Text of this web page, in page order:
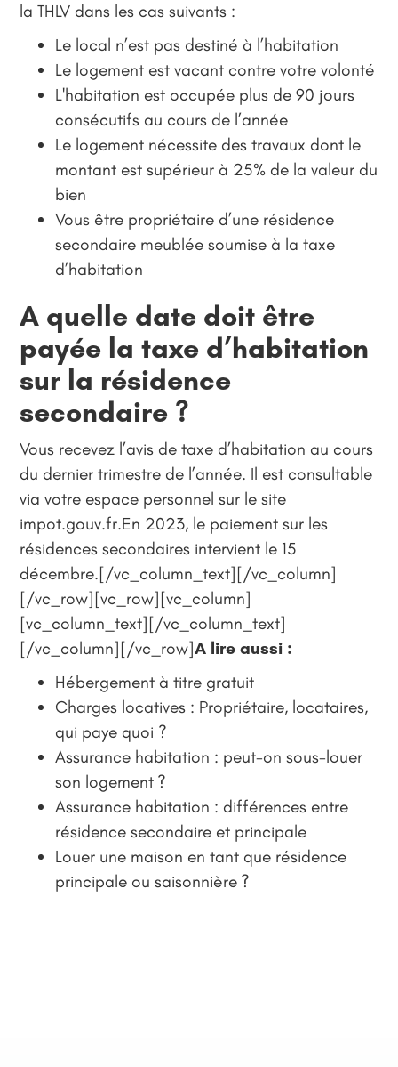
la THLV dans les cas suivants :
Le local n’est pas destiné à l’habitation
Le logement est vacant contre votre volonté
L'habitation est occupée plus de 90 jours
consécutifs au cours de l’année
Le logement nécessite des travaux dont le
montant est supérieur à 25% de la valeur du
bien
Vous être propriétaire d’une résidence
secondaire meublée soumise à la taxe
d’habitation
A quelle date doit être
payée la taxe d’habitation
sur la résidence
secondaire ?
Vous recevez l’avis de taxe d’habitation au cours
du dernier trimestre de l’année. Il est consultable
via votre espace personnel sur le site
impot.gouv.fr.En 2023, le paiement sur les
résidences secondaires intervient le 15
décembre.[/vc_column_text][/vc_column]
[/vc_row][vc_row][vc_column]
[vc_column_text][/vc_column_text]
[/vc_column][/vc_row]A lire aussi :
Hébergement à titre gratuit
Charges locatives : Propriétaire, locataires,
qui paye quoi ?
Assurance habitation : peut-on sous-louer
son logement ?
Assurance habitation : différences entre
résidence secondaire et principale
Louer une maison en tant que résidence
principale ou saisonnière ?